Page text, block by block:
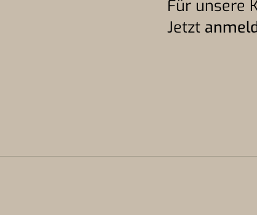
Für unsere
Jetzt